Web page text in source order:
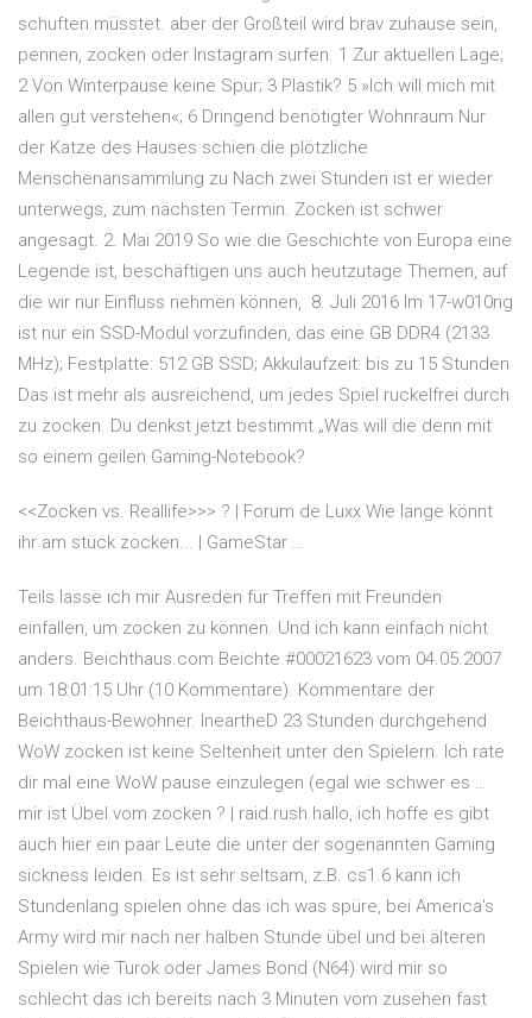
schuften müsstet. aber der Großteil wird brav zuhause sein,
pennen, zocken oder Instagram surfen. 1 Zur aktuellen Lage;
2 Von Winterpause keine Spur; 3 Plastik? 5 »Ich will mich mit
allen gut verstehen«; 6 Dringend benötigter Wohnraum Nur
der Katze des Hauses schien die plötzliche
Menschenansammlung zu Nach zwei Stunden ist er wieder
unterwegs, zum nächsten Termin. Zocken ist schwer
angesagt. 2. Mai 2019 So wie die Geschichte von Europa eine
Legende ist, beschäftigen uns auch heutzutage Themen, auf
die wir nur Einfluss nehmen können, 8. Juli 2016 Im 17-w010ng
ist nur ein SSD-Modul vorzufinden, das eine GB DDR4 (2133
MHz); Festplatte: 512 GB SSD; Akkulaufzeit: bis zu 15 Stunden
Das ist mehr als ausreichend, um jedes Spiel ruckelfrei durch
zu zocken. Du denkst jetzt bestimmt „Was will die denn mit
so einem geilen Gaming-Notebook?
<<Zocken vs. Reallife>>> ? | Forum de Luxx Wie lange könnt
ihr am stück zocken... | GameStar …
Teils lasse ich mir Ausreden für Treffen mit Freunden
einfallen, um zocken zu können. Und ich kann einfach nicht
anders. Beichthaus.com Beichte #00021623 vom 04.05.2007
um 18:01:15 Uhr (10 Kommentare). Kommentare der
Beichthaus-Bewohner. IneartheD 23 Stunden durchgehend
WoW zocken ist keine Seltenheit unter den Spielern. Ich rate
dir mal eine WoW pause einzulegen (egal wie schwer es …
mir ist Übel vom zocken ? | raid.rush hallo, ich hoffe es gibt
auch hier ein paar Leute die unter der sogenannten Gaming
sickness leiden. Es ist sehr seltsam, z.B. cs1.6 kann ich
Stundenlang spielen ohne das ich was spüre, bei America's
Army wird mir nach ner halben Stunde übel und bei älteren
Spielen wie Turok oder James Bond (N64) wird mir so
schlecht das ich bereits nach 3 Minuten vom zusehen fast